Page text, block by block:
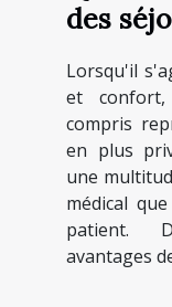
des
Lorsqu'il
et
compris
en plus
une
médical
patient.
avantages